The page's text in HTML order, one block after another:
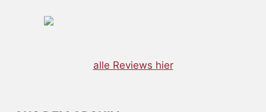
alle Reviews hier